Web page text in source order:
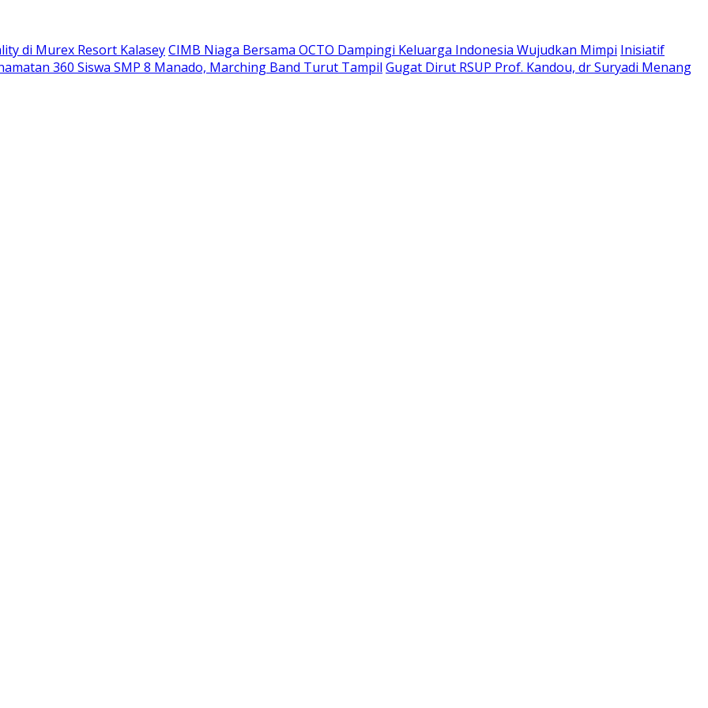
di Murex Resort KalaseyCIMB Niaga Bersama OCTO Dampingi Keluarga Indonesia Wujudkan Mimpi Inisiatif
360 Siswa SMP 8 Manado, Marching Band Turut Tampil Gugat Dirut RSUP Prof. Kandou, dr Suryadi Menang